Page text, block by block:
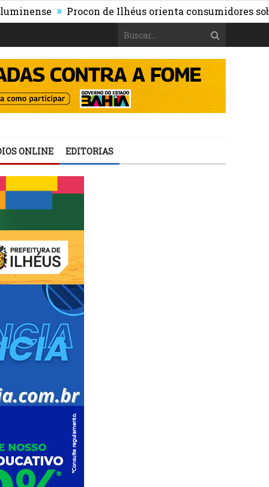
» Procon de Ilhéus orienta consumidores sobre os
ONLINE EDITORIAS